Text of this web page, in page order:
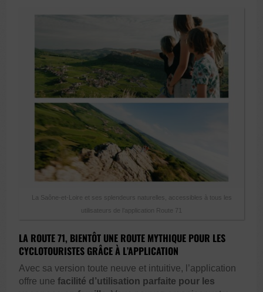
La Saône-et-Loire et ses splendeurs naturelles, accessibles à tous les
utilisateurs de l’application Route 71
LA ROUTE 71, BIENTÔT UNE ROUTE MYTHIQUE POUR LES
CYCLOTOURISTES GRÂCE À L’APPLICATION
Avec sa version toute neuve et intuitive, l’application
offre unefacilité d’utilisation parfaite pour les